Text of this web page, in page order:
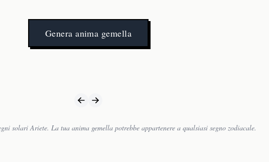
Genera anima gemella
solari Ariete. La tua anima gemella potrebbe appartenere a qualsiasi segno zodiacale.